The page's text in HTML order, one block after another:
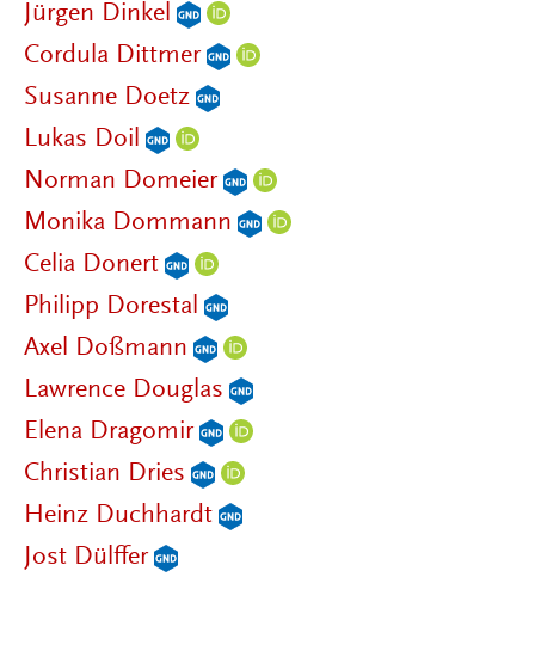
Jürgen Dinkel
Cordula Dittmer
Susanne Doetz
Lukas Doil
Norman Domeier
Monika Dommann
Celia Donert
Philipp Dorestal
Axel Doßmann
Lawrence Douglas
Elena Dragomir
Christian Dries
Heinz Duchhardt
Jost Dülffer